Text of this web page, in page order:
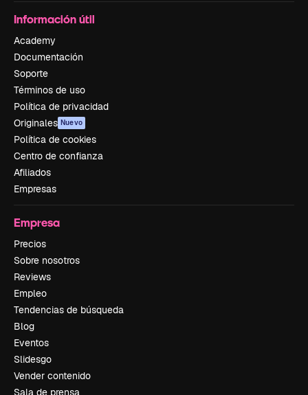
Información útil
Academy
Documentación
Soporte
Términos de uso
Política de privacidad
Originales Nuevo
Política de cookies
Centro de confianza
Afiliados
Empresas
Empresa
Precios
Sobre nosotros
Reviews
Empleo
Tendencias de búsqueda
Blog
Eventos
Slidesgo
Vender contenido
Sala de prensa